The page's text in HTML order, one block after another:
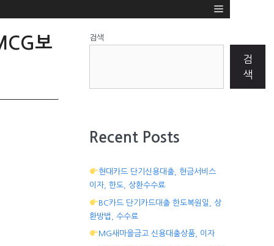
보 검색
검
색
Recent Posts
현대카드 단기신용대출, 현금서비스
이자, 한도, 상환수수료
BC카드 단기카드대출 한도복원일, 상
환방법, 수수료
MG새마을금고 신용대출상품, 이자